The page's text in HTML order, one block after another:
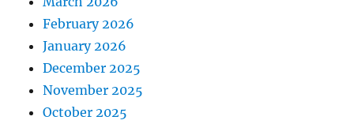
February 2026
January 2026
December 2025
November 2025
October 2025